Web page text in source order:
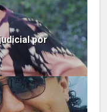
por